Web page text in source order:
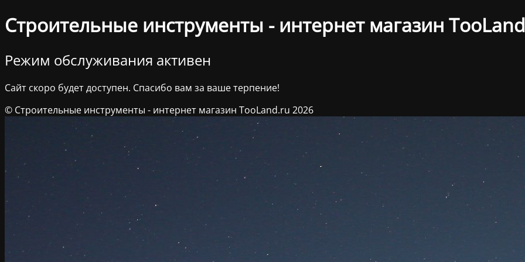
Строительные инструменты - интернет магазин
Режим обслуживания активен
Сайт скоро будет доступен. Спасибо вам за ваше терпение!
© Строительные инструменты - интернет магазин TooLand.ru 2026